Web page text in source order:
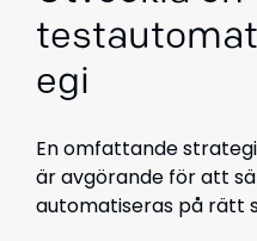
egi
En omfattande
är avgörande för att
automatiseras på rätt